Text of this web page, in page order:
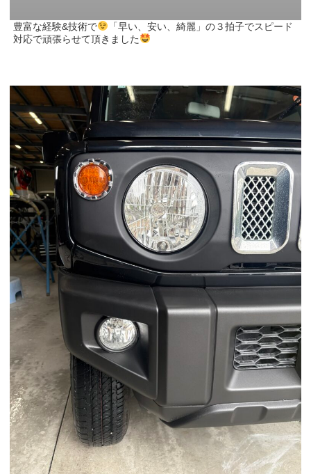
豊富な経験&技術で
「早い、安い、綺麗」の３拍子でスピード
対応で頑張らせて頂きました